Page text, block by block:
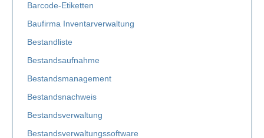
Barcode-Etiketten
Baufirma Inventarverwaltung
Bestandliste
Bestandsaufnahme
Bestandsmanagement
Bestandsnachweis
Bestandsverwaltung
Bestandsverwaltungssoftware